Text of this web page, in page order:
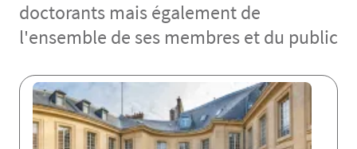
doctorants mais également de
l'ensemble de ses membres et du public
Contenu